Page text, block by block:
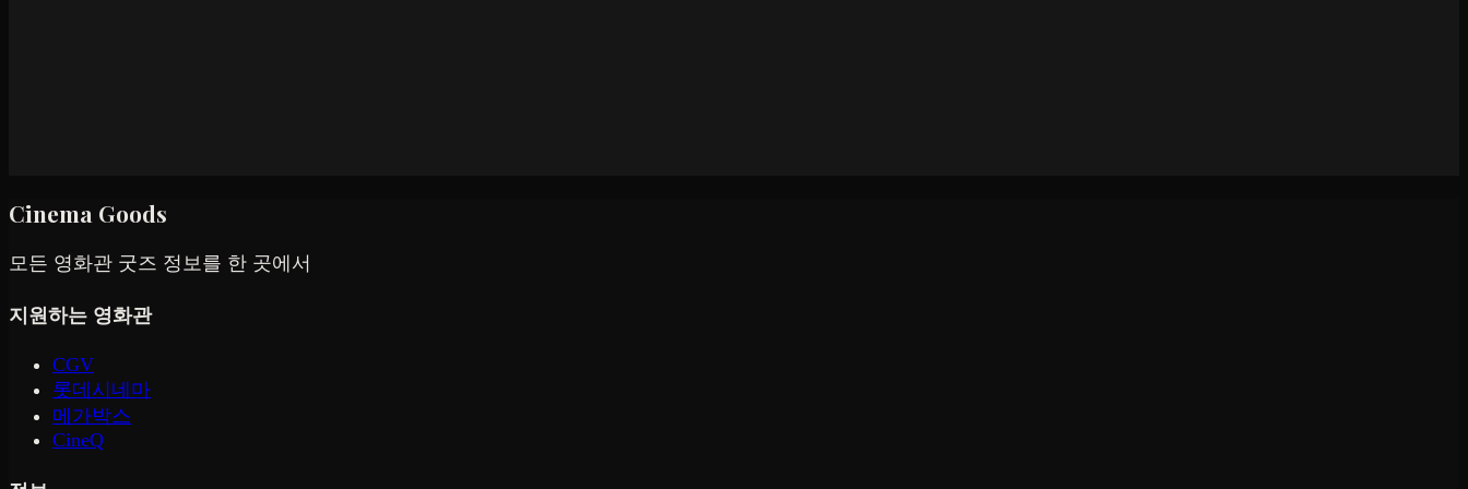
Cinema Goods
모든 영화관 굿즈 정보를 한 곳에서
지원하는 영화관
CGV
롯데시네마
메가박스
CineQ